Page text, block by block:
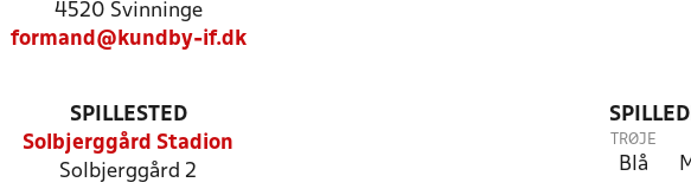
4520 Svinninge
formand@kundby-if.dk
SPILLESTED
Solbjerggård Stadion
Solbjerggård 2
TRØJE
Blå